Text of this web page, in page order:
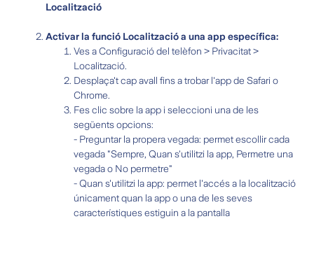
Localització
Activar la funció Localització a una app específica:
Ves a Configuració del telèfon > Privacitat >
Localització.
Desplaça't cap avall fins a trobar l'app de Safari o
Chrome.
Fes clic sobre la app i seleccioni una de les
següents opcions:
- Preguntar la propera vegada: permet escollir cada
vegada "Sempre, Quan s'utilitzi la app, Permetre una
vegada o No permetre"
- Quan s'utilitzi la app: permet l'accés a la localització
únicament quan la app o una de les seves
característiques estiguin a la pantalla